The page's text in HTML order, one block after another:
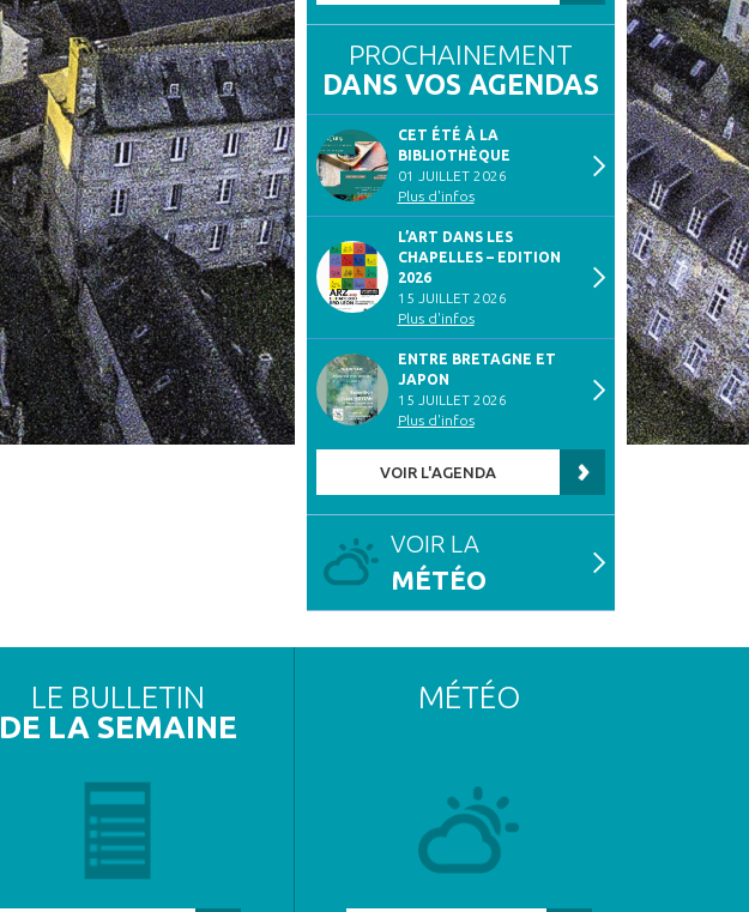
PROCHAINEMENT
DANS VOS AGENDAS
CET ÉTÉ À LA
BIBLIOTHÈQUE
01 JUILLET 2026
Plus d'infos
L’ART DANS LES
CHAPELLES – EDITION
2026
15 JUILLET 2026
Plus d'infos
ENTRE BRETAGNE ET
JAPON
15 JUILLET 2026
Plus d'infos
VOIR L'AGENDA
VOIR LA
MÉTÉO
LE BULLETIN
DE LA SEMAINE
MÉTÉO